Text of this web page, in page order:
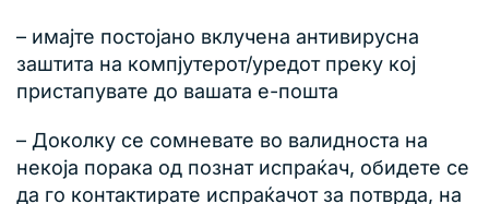
– имајте постојано вклучена антивирусна
заштита на компјутерот/уредот преку кој
пристапувате до вашата е-пошта
– Доколку се сомневате во валидноста на
некоја порака од познат испраќач, обидете се
да го контактирате испраќачот за потврда, на